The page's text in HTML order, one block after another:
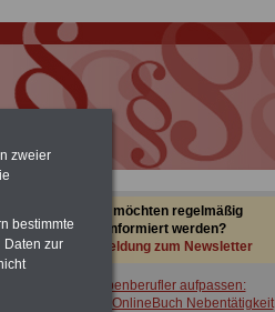
Sie möchten regelmäßig
informiert werden?
Anmeldung zum Newsletter
Nebenberufler aufpassen:
mit dem OnlineBuch Nebentätigkeit
zweier
bestimmte
Daten zur